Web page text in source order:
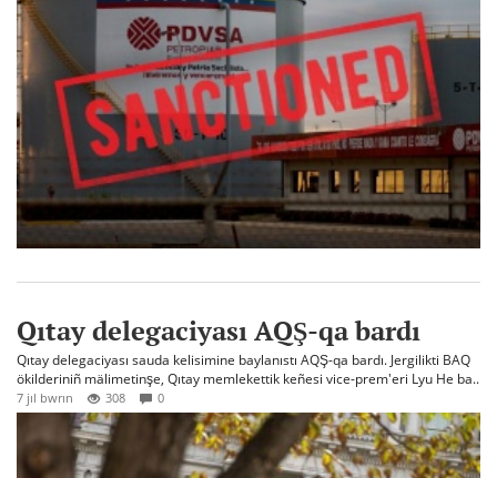
Qıtay delegaciyası AQŞ-qa bardı
Qıtay delegaciyası sauda kelisimine baylanıstı AQŞ-qa bardı. Jergilikti BAQ
ökilderiniñ mälimetinşe, Qıtay memlekettik keñesi vice-prem'eri Lyu He ba..
7 jıl bwrın 308 0